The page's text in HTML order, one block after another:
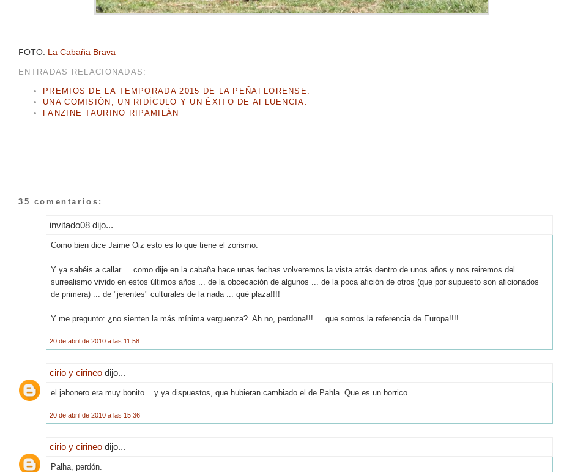
FOTO: La Cabaña Brava
ENTRADAS RELACIONADAS:
PREMIOS DE LA TEMPORADA 2015 DE LA PEÑAFLORENSE.
UNA COMISIÓN, UN RIDÍCULO Y UN ÉXITO DE AFLUENCIA.
FANZINE TAURINO RIPAMILÁN
35 comentarios:
invitado08 dijo...
Como bien dice Jaime Oiz esto es lo que tiene el zorismo.
Y ya sabéis a callar ... como dije en la cabaña hace unas fechas volveremos la vista atrás dentro de unos años y nos reiremos del
surrealismo vivido en estos últimos años ... de la obcecación de algunos ... de la poca afición de otros (que por supuesto son aficionados
de primera) ... de "jerentes" culturales de la nada ... qué plaza!!!!
Y me pregunto: ¿no sienten la más mínima verguenza?. Ah no, perdona!!! ... que somos la referencia de Europa!!!!
20 de abril de 2010 a las 11:58
cirio y cirineo dijo...
el jabonero era muy bonito... y ya dispuestos, que hubieran cambiado el de Pahla. Que es un borrico
20 de abril de 2010 a las 15:36
cirio y cirineo dijo...
Palha, perdón.